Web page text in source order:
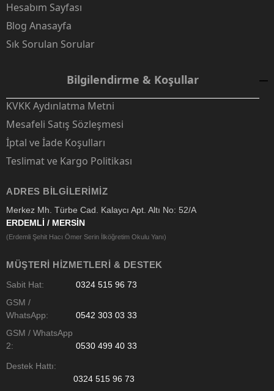
Hesabım Sayfası
Blog Anasayfa
Sık Sorulan Sorular
Bilgilendirme & Koşullar
KVKK Aydınlatma Metni
Mesafeli Satış Sözleşmesi
İptal ve İade Koşulları
Teslimat ve Kargo Politikası
ADRES BILGILERIMIZ
Merkez Mh. Türbe Cad. Kalaycı Apt. Altı No: 52/A
ERDEMLİ / MERSİN
(Erdemli Şehit Hacı Ömer Serin İlköğretim Okulu Yanı)
MÜŞTERI HIZMETLERI & DESTEK
Sabit Hat:
0324 515 96 73
GSM /
WhatsApp:
0542 303 03 33
GSM / WhatsApp
2:
0530 499 40 33
Destek Hattı:
0324 515 96 73